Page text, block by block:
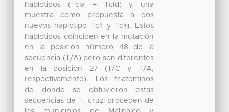
haplotipos (TcIa + TcId) y una
muestra como propuesta a dos
nuevos haplotipo TcIf y TcIg. Estos
haplotipos coinciden en la mutación
en la posición número 48 de la
secuencia (T/A) pero son diferentes
en la posición 27 (T/C y T/A,
respectivamente). Los triatominos
de donde se obtuvieron estas
secuencias de T. cruzi proceden de